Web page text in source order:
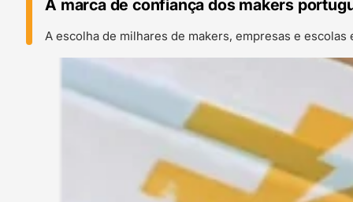
A marca de confiança dos makers
A escolha de milhares de makers, empresas e escolas